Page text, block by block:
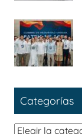
Categorías
Categorías